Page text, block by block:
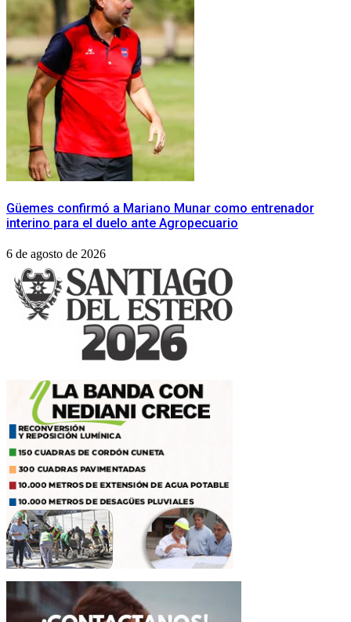
Güemes confirmó a Mariano Munar como entrenador
interino para el duelo ante Agropecuario
6 de agosto de 2026